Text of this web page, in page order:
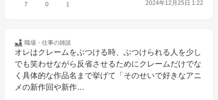
7 0 1 2024年12月25日 1:22
職場・仕事の雑談
オレはクレームをぶつける時、ぶつけられる人を少し
でも笑わせながら反省させるためにクレームだけでな
く具体的な作品名まで挙げて「そのせいで好きなアニ
メの新作回や新作…